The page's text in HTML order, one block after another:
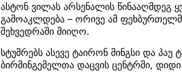
ასტონ ვილას არსენალის წინააღმდეგ
გამოაკლდება – ორივე ამ
შეხვედრაში მიიღო.
სტუმრებს ასევე ტაირონ მინგსი და
ბირმინგემელთა დაცვის ცენტრში,